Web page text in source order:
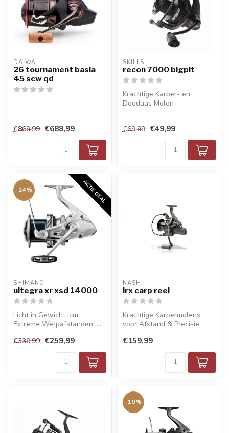
DAIWA
26 tournament basia
45 scw qd
€869,99 €688,99
SKILLS
recon 7000 bigpit
Krachtige Karper- en
Doodaas Molen
€69,99 €49,99
ACTIE DEAL
-24%
SHIMANO
ultegra xr xsd 14000
Licht in Gewicht icm
Extreme Werpafstanden .....
€339,99 €259,99
NASH
lrx carp reel
Krachtige Karpermolens
voor Afstand & Precisie
€159,99
-19%